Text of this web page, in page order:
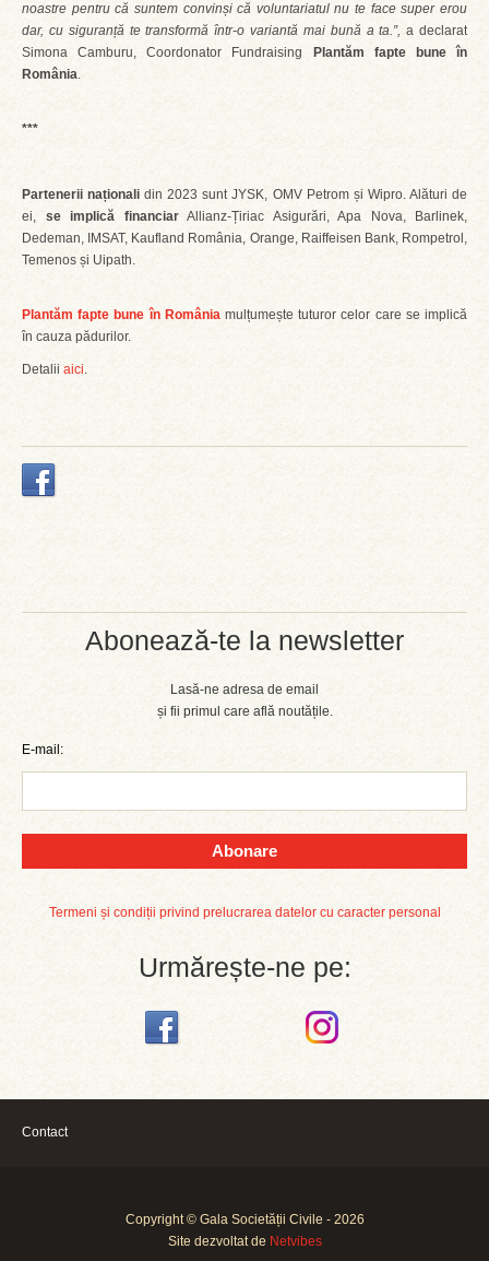
Abonează-te la newsletter
Lasă-ne adresa de email
și fii primul care află noutățile.
E-mail:
Abonare
Termeni și condiții privind prelucrarea datelor cu caracter personal
Urmărește-ne pe:
noastre pentru că suntem convinși că voluntariatul nu te face super erou
dar, cu siguranță te transformă într-o variantă mai bună a ta.”, a declarat
Simona Camburu, Coordonator Fundraising
Plantăm fapte bune în
România.
***
Partenerii naționali din 2023 sunt JYSK, OMV Petrom și Wipro. Alături de
ei, se implică financiarAllianz-Țiriac Asigurări, Apa Nova, Barlinek,
Dedeman, IMSAT, Kaufland România, Orange, Raiffeisen Bank, Rompetrol,
Temenos și Uipath.
Plantăm fapte bune în Româniamulțumește tuturor celor care se implică
în cauza pădurilor.
Detalii aici.
Contact
Copyright © Gala Societății Civile - 2026
Site dezvoltat de Netvibes